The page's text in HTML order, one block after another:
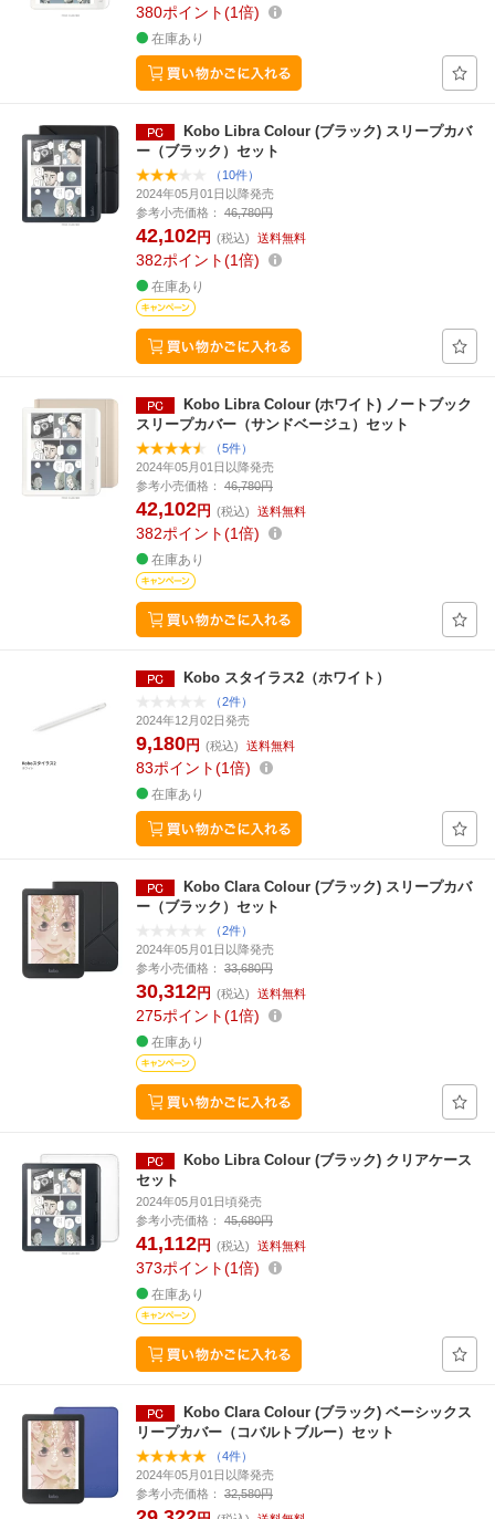
380ポイント 1倍
在庫あり
Kobo Libra Colour (ブラック) スリープカバ
ー（ブラック）セット
（10件）
2024年05月01日以降発売
参考小売価格：
46,780円
42,102円 (税込) 送料無料
382ポイント 1倍
在庫あり
Kobo Libra Colour (ホワイト) ノートブック
スリープカバー（サンドベージュ）セット
（5件）
2024年05月01日以降発売
参考小売価格：
46,780円
42,102円 (税込) 送料無料
382ポイント 1倍
在庫あり
Kobo スタイラス2（ホワイト）
（2件）
2024年12月02日発売
9,180円 (税込) 送料無料
83ポイント 1倍
在庫あり
Kobo Clara Colour (ブラック) スリープカバ
ー（ブラック）セット
（2件）
2024年05月01日以降発売
参考小売価格：
33,680円
30,312円 (税込) 送料無料
275ポイント 1倍
在庫あり
Kobo Libra Colour (ブラック) クリアケース
セット
2024年05月01日頃発売
参考小売価格：
45,680円
41,112円 (税込) 送料無料
373ポイント 1倍
在庫あり
Kobo Clara Colour (ブラック) ベーシックス
リープカバー（コバルトブルー）セット
（4件）
2024年05月01日以降発売
参考小売価格：
32,580円